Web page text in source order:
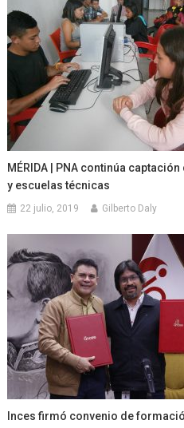
MÉRIDA | PNA continúa
y escuelas técnicas
22 julio, 2019 Gilberto Daly
Inces firmó convenio de